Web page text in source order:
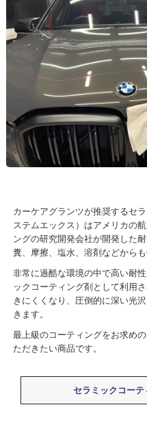
カーケアグランツが推奨するセ
ステムエックス）はアメリカの
ングの研究開発会社が開発した
糞、摩擦、塩水、溶剤などからも
非常に過酷な環境の中で高い耐
ックコーティング剤として利用さ
きにくくなり、圧倒的に深い光
きます。
最上級のコーティングをお求め
ただきたい商品です。
セラミックコー